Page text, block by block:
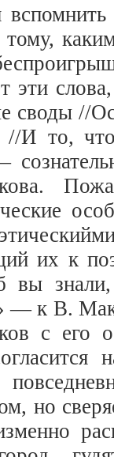
тому,
эти
своды //
//И то,
их к
вы
к В.
с его
но